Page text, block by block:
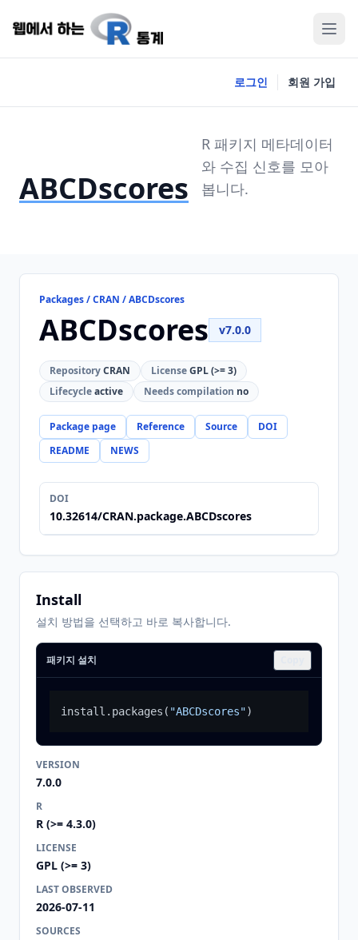
로그인 회원 가입
ABCDscores
R 패키지 메타데이터
와 수집 신호를 모아
봅니다.
Packages / CRAN / ABCDscores
ABCDscores v7.0.0
RepositoryCRAN LicenseGPL (>= 3)
Lifecycleactive Needs compilation no
Package page Reference Source
DOI
README
NEWS
DOI
10.32614/CRAN.package.ABCDscores
Install
설치 방법을 선택하고 바로 복사합니다.
패키지 설치
install.packages ( "ABCDscores")
VERSION
7.0.0
R
R (>= 4.3.0)
LICENSE
GPL (>= 3)
LAST OBSERVED
2026-07-11
SOURCES